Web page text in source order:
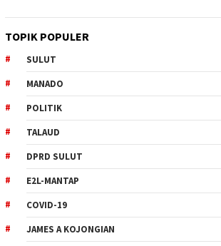
TOPIK POPULER
SULUT
MANADO
POLITIK
TALAUD
DPRD SULUT
E2L-MANTAP
COVID-19
JAMES A KOJONGIAN